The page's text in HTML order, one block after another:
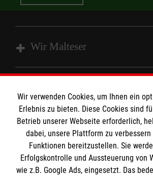
Wir Malteser
Angebote & Leistungen
Kursangebote
Mitarbeiten & Stellenangebote
Wir Malteser
Informationen
Kontakt
Presse und Medien
Transparenz
Malteser online
Wir verwenden Cookies, um Ihnen ein
Erlebnis zu bieten. Diese Cookies sind
Betrieb unserer Webseite erforderlich,
dabei, unsere Plattform zu
Funktionen bereitzustellen. Sie
Erfolgskontrolle und Aussteuerung von
wie z.B. Google Ads, eingesetzt. Das